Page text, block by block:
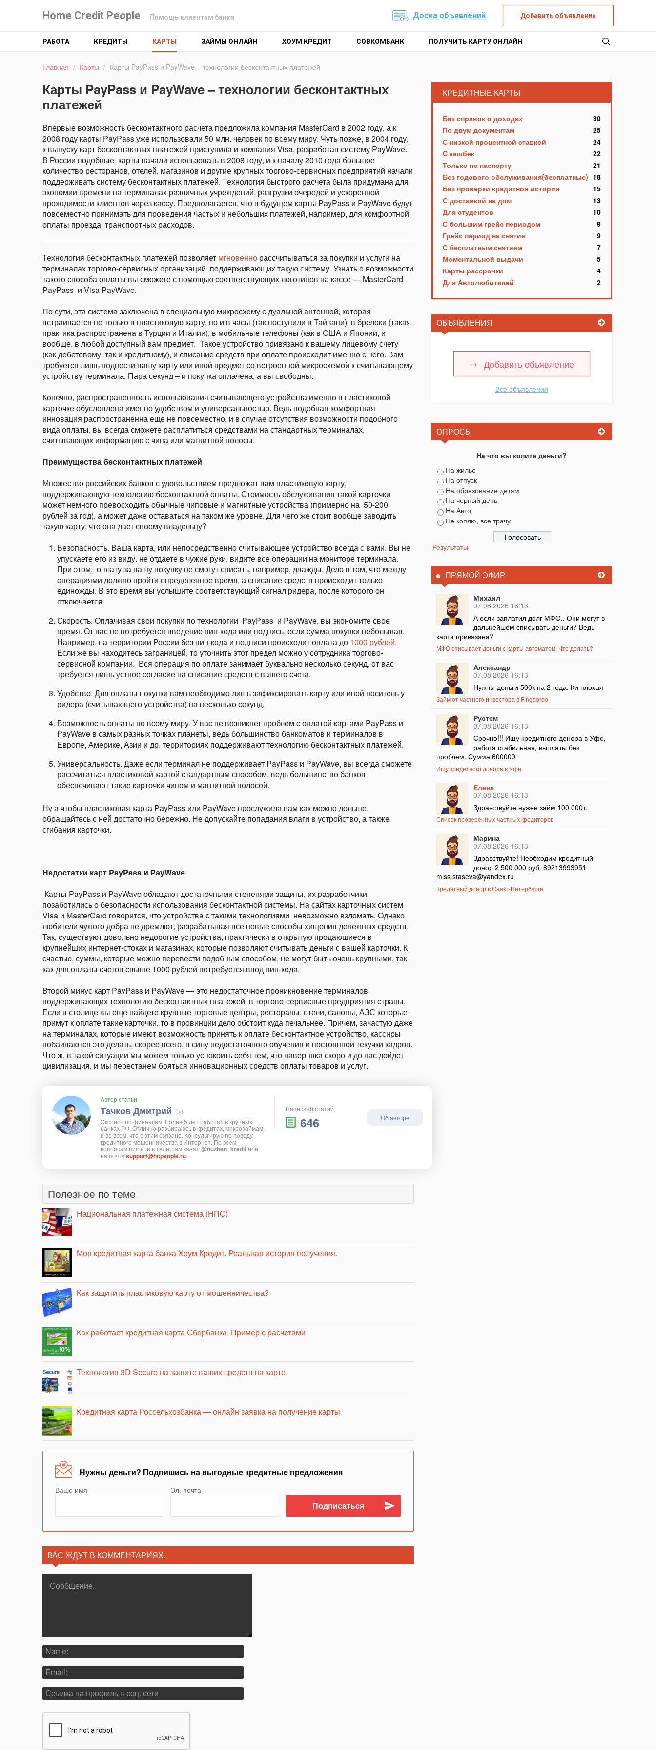
Home Credit People Помощь клиентам банка Доска объявлений Добавить объявление
РАБОТА КРЕДИТЫ КАРТЫ ЗАЙМЫ ОНЛАЙН ХОУМ КРЕДИТ СОВКОМБАНК ПОЛУЧИТЬ КАРТУ ОНЛАЙН
Главная / Карты / Карты PayPass и PayWave – технологии бесконтактных платежей
Карты PayPass и PayWave – технологии бесконтактных
платежей
Впервые возможность бесконтактного расчета предложила компания MasterCard в 2002 году, а к
2008 году карты PayPass уже использовали 50 млн. человек по всему миру. Чуть позже, в 2004 году,
к выпуску карт бесконтактных платежей приступила и компания Visa, разработав систему PayWave.
В России подобные карты начали использовать в 2008 году, и к началу 2010 года большое
количество ресторанов, отелей, магазинов и другие крупных торгово-сервисных предприятий начали
поддерживать систему бесконтактных платежей. Технология быстрого расчета была придумана для
экономии времени на терминалах различных учреждений, разгрузки очередей и ускоренной
проходимости клиентов через кассу. Предполагается, что в будущем карты PayPass и PayWave будут
повсеместно принимать для проведения частых и небольших платежей, например, для комфортной
оплаты проезда, транспортных расходов.
Технология бесконтактных платежей позволяет мгновенно рассчитываться за покупки и услуги на
терминалах торгово-сервисных организаций, поддерживающих такую систему. Узнать о возможности
такого способа оплаты вы сможете с помощью соответствующих логотипов на кассе — MasterCard
PayPass и Visa PayWave.
По сути, эта система заключена в специальную микросхему с дуальной антенной, которая
встраивается не только в пластиковую карту, но и в часы (так поступили в Тайвани), в брелоки (такая
практика распространена в Турции и Италии), в мобильные телефоны (как в США и Японии, и
вообще, в любой доступный вам предмет. Такое устройство привязано к вашему лицевому счету
(как дебетовому, так и кредитному), и списание средств при оплате происходит именно с него. Вам
требуется лишь поднести вашу карту или иной предмет со встроенной микросхемой к считывающему
устройству терминала. Пара секунд – и покупка оплачена, а вы свободны.
Конечно, распространенность использования считывающего устройства именно в пластиковой
карточке обусловлена именно удобством и универсальностью. Ведь подобная комфортная
инновация распространенна еще не повсеместно, и в случае отсутствия возможности подобного
вида оплаты, вы всегда сможете расплатиться средствами на стандартных терминалах,
считывающих информацию с чипа или магнитной полосы.
Преимущества бесконтактных платежей
Множество российских банков с удовольствием предложат вам пластиковую карту,
поддерживающую технологию бесконтактной оплаты. Стоимость обслуживания такой карточки
может немного превосходить обычные чиповые и магнитные устройства (примерно на 50-200
рублей за год), а может даже оставаться на таком же уровне. Для чего же стоит вообще заводить
такую карту, что она дает своему владельцу?
Безопасность. Ваша карта, или непосредственно считывающее устройство всегда с вами. Вы не
упускаете его из виду, не отдаете в чужие руки, видите все операции на мониторе терминала.
При этом, оплату за вашу покупку не смогут списать, например, дважды. Дело в том, что между
операциями должно пройти определенное время, а списание средств происходит только
единожды. В это время вы услышите соответствующий сигнал ридера, после которого он
отключается.
Скорость. Оплачивая свои покупки по технологии PayPass и PayWave, вы экономите свое
время. От вас не потребуется введение пин-кода или подпись, если сумма покупки небольшая.
Например, на территории России без пин-кода и подписи происходит оплата до 1000 рублей.
Если же вы находитесь заграницей, то уточнить этот предел можно у сотрудника торгово-
сервисной компании. Вся операция по оплате занимает буквально несколько секунд, от вас
требуется лишь устное согласие на списание средств с вашего счета.
Удобство. Для оплаты покупки вам необходимо лишь зафиксировать карту или иной носитель у
ридера (считывающего устройства) на несколько секунд.
Возможность оплаты по всему миру. У вас не возникнет проблем с оплатой картами PayPass и
PayWave в самых разных точках планеты, ведь большинство банкоматов и терминалов в
Европе, Америке, Азии и др. территориях поддерживают технологию бесконтактных платежей.
Универсальность. Даже если терминал не поддерживает PayPass и PayWave, вы всегда сможете
рассчитаться пластиковой картой стандартным способом, ведь большинство банков
обеспечивают такие карточки чипом и магнитной полосой.
Ну а чтобы пластиковая карта PayPass или PayWave прослужила вам как можно дольше,
обращайтесь с ней достаточно бережно. Не допускайте попадания влаги в устройство, а также
сгибания карточки.
Недостатки карт PayPass и PayWave
Карты PayPass и PayWave обладают достаточными степенями защиты, их разработчики
позаботились о безопасности использования бесконтактной системы. На сайтах карточных систем
Visa и MasterCard говорится, что устройства с такими технологиями невозможно взломать. Однако
любители чужого добра не дремлют, разрабатывая все новые способы хищения денежных средств.
Так, существуют довольно недорогие устройства, практически в открытую продающиеся в
крупнейших интернет-стоках и магазинах, которые позволяют считывать деньги с вашей карточки. К
счастью, суммы, которые можно перевести подобным способом, не могут быть очень крупными, так
как для оплаты счетов свыше 1000 рублей потребуется ввод пин-кода.
Второй минус карт PayPass и PayWave — это недостаточное проникновение терминалов,
поддерживающих технологию бесконтактных платежей, в торгово-сервисные предприятия страны.
Если в столице вы еще найдете крупные торговые центры, рестораны, отели, салоны, АЗС которые
примут к оплате такие карточки, то в провинции дело обстоит куда печальнее. Причем, зачастую даже
на терминалах, которые имеют возможность принять к оплате бесконтактное устройство, кассиры
побаиваются это делать, скорее всего, в силу недостаточного обучения и постоянной текучки кадров.
Что ж, в такой ситуации мы можем только успокоить себя тем, что наверняка скоро и до нас дойдет
цивилизация, и мы перестанем бояться инновационных средств оплаты товаров и услуг.
Автор статьи
Тачков Дмитрий
Эксперт по финансам. Более 5 лет работал в крупных
банках РФ. Отлично разбираюсь в кредитах, микрозаймам
и во всем, что с этим связано. Консультирую по поводу
кредитного мошенничества в Интернет. По всем
вопросам пишите в телеграм канал @nuzhen_kredit или
на почтуsupport@hcpeople.ru
Написано статей
646 Об авторе
Полезное по теме
Национальная платежная система (НПС)
Моя кредитная карта банка Хоум Кредит. Реальная история получения.
Как защитить пластиковую карту от мошенничества?
Как работает кредитная карта Сбербанка. Пример с расчетами
Технология 3D Secure на защите ваших средств на карте.
Кредитная карта Россельхозбанка — онлайн заявка на получение карты
Нужны деньги? Подпишись на выгодные кредитные предложения
Ваше имя Эл. почта
ВАС ЖДУТ В КОММЕНТАРИЯХ.
КРЕДИТНЫЕ КАРТЫ
Без справок о доходах
30
По двум документам
25
С низкой процентной ставкой
24
C кешбек
22
Только по паспорту
21
Без годового обслуживания(бесплатные) 18
Без проверки кредитной истории
15
С доставкой на дом
13
Для студентов
10
С большим грейс периодом
9
Грейс период на снятие
9
С бесплатным снятием
7
Моментальной выдачи
5
Карты рассрочки
4
Для Автолюбителей
2
ОБЪЯВЛЕНИЯ
Добавить объявление
Все объявления
ОПРОСЫ
На что вы копите деньги?
На жилье
На отпуск
На образование детям
На черный день
На Авто
Не коплю, все трачу
Результаты
ПРЯМОЙ ЭФИР
Михаил
07.08.2026 16:13
А если заплатил долг МФО.. Они могут в
дальнейшем списывать деньги? Ведь
карта привязана?
МФО списывает деньги с карты автоматом. Что делать?
Александр
07.08.2026 16:13
Нужны деньги 500к на 2 года. Ки плохая
Займ от частного инвестора в Fingooroo
Рустем
07.08.2026 16:13
Срочно!!! Ищу кредитного донора в Уфе,
работа стабильная, выплаты без
проблем. Сумма 600000
Ищу кредитного донора в Уфе
Елена
07.08.2026 16:13
Здравствуйте.нужен займ 100 000т.
Список проверенных частных кредиторов
Марина
07.08.2026 16:13
Здравствуйте! Необходим кредитный
донор 2 500 000 руб. 89213993951
miss.staseva@yandex.ru
Кредитный донор в Санкт-Петербурге